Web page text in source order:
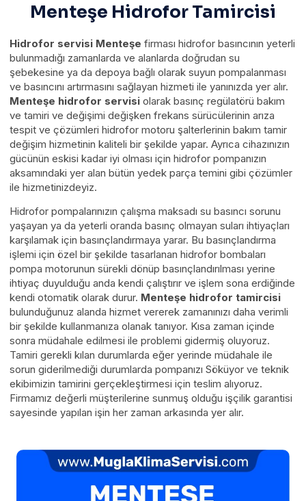
Menteşe Hidrofor Tamircisi
Hidrofor servisi Menteşe firması hidrofor basıncının yeterli
bulunmadığı zamanlarda ve alanlarda doğrudan su
şebekesine ya da depoya bağlı olarak suyun pompalanması
ve basıncını artırmasını sağlayan hizmeti ile yanınızda yer alır.
Menteşe hidrofor servisi olarak basınç regülatörü bakım
ve tamiri ve değişimi değişken frekans sürücülerinin arıza
tespit ve çözümleri hidrofor motoru şalterlerinin bakım tamir
değişim hizmetinin kaliteli bir şekilde yapar. Ayrıca cihazınızın
gücünün eskisi kadar iyi olması için hidrofor pompanızın
aksamındaki yer alan bütün yedek parça temini gibi çözümler
ile hizmetinizdeyiz.
Hidrofor pompalarınızın çalışma maksadı su basıncı sorunu
yaşayan ya da yeterli oranda basınç olmayan suları ihtiyaçları
karşılamak için basınçlandırmaya yarar. Bu basınçlandırma
işlemi için özel bir şekilde tasarlanan hidrofor bombaları
pompa motorunun sürekli dönüp basınçlandırılması yerine
ihtiyaç duyulduğu anda kendi çalıştırır ve işlem sona erdiğinde
kendi otomatik olarak durur. Menteşe hidrofor tamircisi
bulunduğunuz alanda hizmet vererek zamanınızı daha verimli
bir şekilde kullanmanıza olanak tanıyor. Kısa zaman içinde
sonra müdahale edilmesi ile problemi gidermiş oluyoruz.
Tamiri gerekli kılan durumlarda eğer yerinde müdahale ile
sorun giderilmediği durumlarda pompanızı Söküyor ve teknik
ekibimizin tamirini gerçekleştirmesi için teslim alıyoruz.
Firmamız değerli müşterilerine sunmuş olduğu işçilik garantisi
sayesinde yapılan işin her zaman arkasında yer alır.